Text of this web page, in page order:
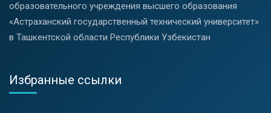
образовательного учреждения высшего образования
«Астраханский государственный технический университет»
в Ташкентской области Республики Узбекистан
Избранные ссылки